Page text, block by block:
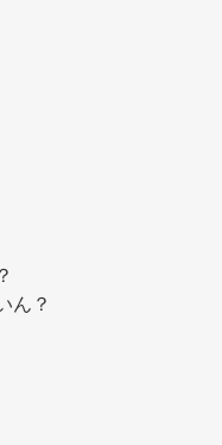
ん？